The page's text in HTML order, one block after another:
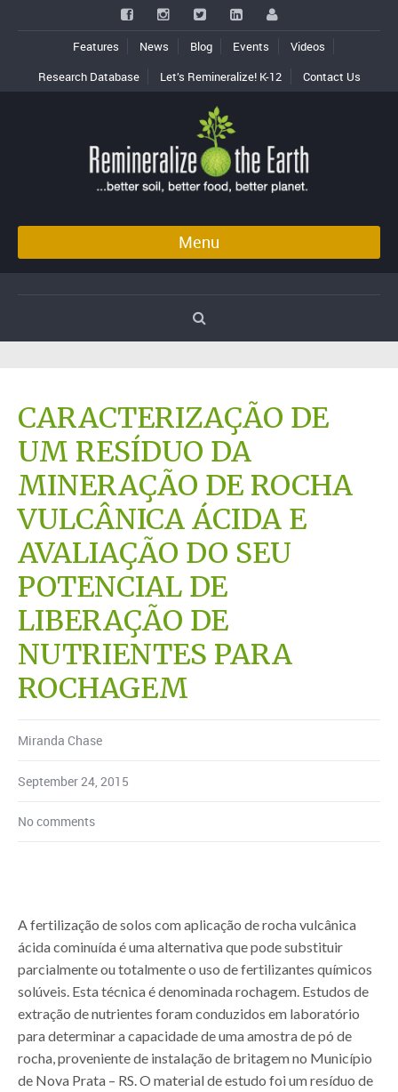
Features News Blog Events
Videos
Research Database
Let’s Remineralize! K-12 Contact Us
Menu
CARACTERIZAÇÃO DE
UM RESÍDUO DA
MINERAÇÃO DE ROCHA
VULCÂNICA ÁCIDA E
AVALIAÇÃO DO SEU
POTENCIAL DE
LIBERAÇÃO DE
NUTRIENTES PARA
ROCHAGEM
Miranda Chase
September 24, 2015
No comments
A fertilização de solos com aplicação de rocha vulcânica
ácida cominuída é uma alternativa que pode substituir
parcialmente ou totalmente o uso de fertilizantes químicos
solúveis. Esta técnica é denominada rochagem. Estudos de
extração de nutrientes foram conduzidos em laboratório
para determinar a capacidade de uma amostra de pó de
rocha, proveniente de instalação de britagem no Município
de Nova Prata – RS. O material de estudo foi um resíduo de